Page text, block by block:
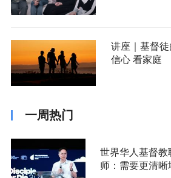
讲座｜基督
信心 看家庭
一周热门
世界华人基督
师：需要更清